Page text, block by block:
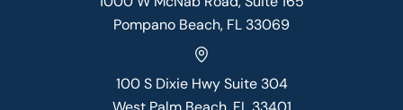
Pompano Beach, FL 33069
100 S Dixie Hwy Suite 304